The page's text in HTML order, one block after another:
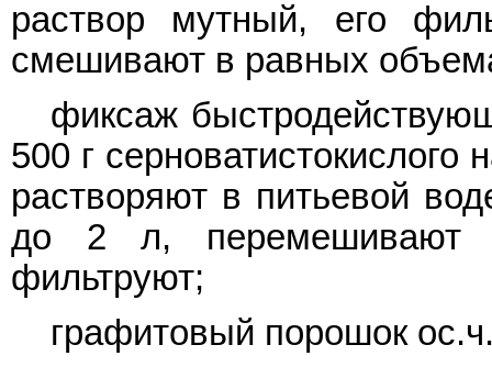
раствор мутный, его
смешивают в равных
фиксаж
500 г серноватистокислого
растворяют в питьевой
до 2 л, перемешивают
фильтруют;
графитовый порошок